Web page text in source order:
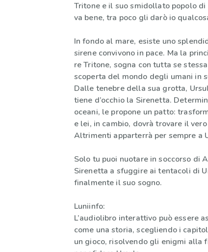
Tritone e il suo smidollato popolo di
va bene, tra poco gli darò io
In fondo al mare, esiste uno
sirene convivono in pace. Ma la
re Tritone, sogna con tutta se
scoperta del mondo degli umani in
Dalle tenebre della sua grotta,
tiene d’occhio la Sirenetta.
oceani, le propone un patto:
e lei, in cambio, dovrà trovare il
Altrimenti apparterrà per sempre a
Solo tu puoi nuotare in soccorso di
Sirenetta a sfuggire ai tentacoli di
finalmente il suo sogno.
Luniinfo:
L’audiolibro interattivo può essere
come una storia, scegliendo i
un gioco, risolvendo gli enigmi alla